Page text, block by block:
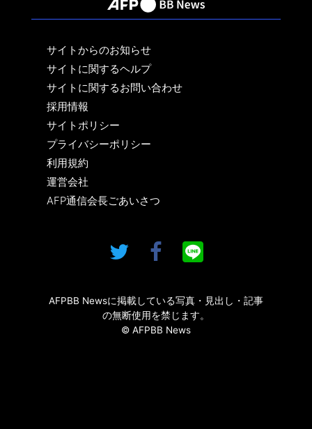
サイトからのお知らせ
サイトに関するヘルプ
サイトに関するお問い合わせ
採用情報
サイトポリシー
プライバシーポリシー
利用規約
運営会社
AFP通信会長ごあいさつ
AFPBB Newsに掲載している写真・見出し・記事
の無断使用を禁じます。
© AFPBB News